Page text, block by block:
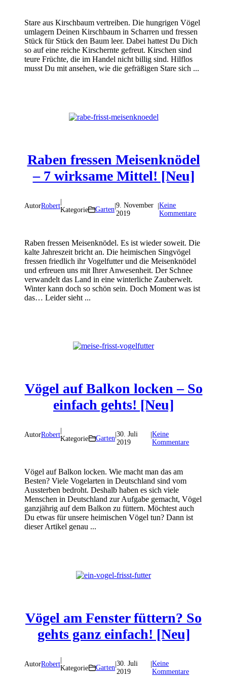
Stare aus Kirschbaum vertreiben. Die hungrigen Vögel
umlagern Deinen Kirschbaum in Scharren und fressen
Stück für Stück den Baum leer. Dabei hattest Du Dich
so auf eine reiche Kirschernte gefreut. Kirschen sind
teure Früchte, die im Handel nicht billig sind. Hilflos
musst Du mit ansehen, wie die gefräßigen Stare sich ...
Raben fressen Meisenknödel
– 7 wirksame Mittel! [Neu]
AutorRobert
Kategorie
Garten
9. November
2019
|Keine
Kommentare
Raben fressen Meisenknödel. Es ist wieder soweit. Die
kalte Jahreszeit bricht an. Die heimischen Singvögel
fressen friedlich ihr Vogelfutter und die Meisenknödel
und erfreuen uns mit Ihrer Anwesenheit. Der Schnee
verwandelt das Land in eine winterliche Zauberwelt.
Winter kann doch so schön sein. Doch Moment was ist
das… Leider sieht ...
Vögel auf Balkon locken – So
einfach gehts! [Neu]
AutorRobert
Kategorie
Garten |30. Juli
2019
|Keine
Kommentare
Vögel auf Balkon locken. Wie macht man das am
Besten? Viele Vogelarten in Deutschland sind vom
Aussterben bedroht. Deshalb haben es sich viele
Menschen in Deutschland zur Aufgabe gemacht, Vögel
ganzjährig auf dem Balkon zu füttern. Möchtest auch
Du etwas für unsere heimischen Vögel tun? Dann ist
dieser Artikel genau ...
Vögel am Fenster füttern? So
gehts ganz einfach! [Neu]
AutorRobert
Kategorie
Garten |30. Juli
2019
|Keine
Kommentare